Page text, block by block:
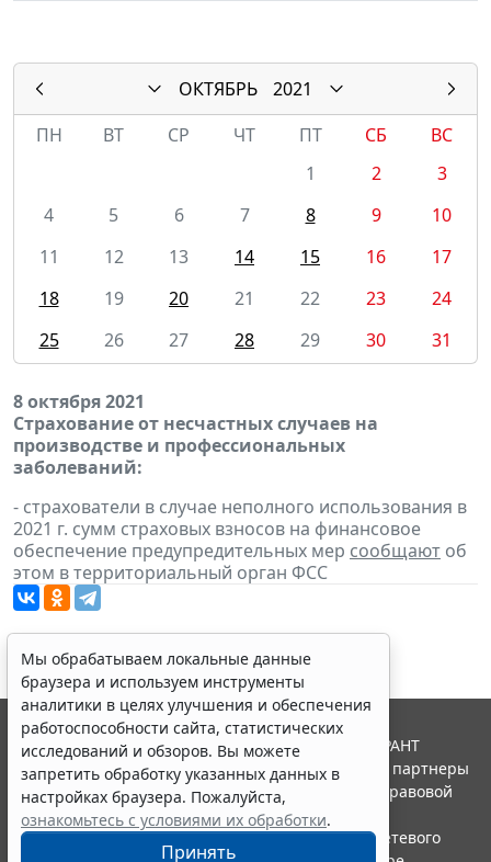
ОКТЯБРЬ
2021
ПН
ВТ СР ЧТ ПТ СБ
ВС
1
2
3
4
5 6 7 8 9
10
11
12 13 14 15 16
17
18
19 20 21 22 23
24
25
26 27 28 29 30 31
8 октября 2021
Страхование от несчастных случаев на
производстве и профессиональных
заболеваний:
- страхователи в случае неполного использования в
2021 г. сумм страховых взносов на финансовое
обеспечение предупредительных мер сообщают об
этом в территориальный орган ФСС
Мы обрабатываем локальные данные
браузера и используем инструменты
аналитики в целях улучшения и обеспечения
работоспособности сайта, статистических
исследований и обзоров. Вы можете
запретить обработку указанных данных в
настройках браузера. Пожалуйста,
ознакомьтесь с условиями их обработки.
Принять
© ООО "НПП "ГАРАНТ-СЕРВИС", 2026. Система ГАРАНТ
выпускается с 1990 года. Компания "Гарант" и ее партнеры
являются участниками Российской ассоциации правовой
информации ГАРАНТ.
Портал ГАРАНТ.РУ зарегистрирован в качестве сетевого